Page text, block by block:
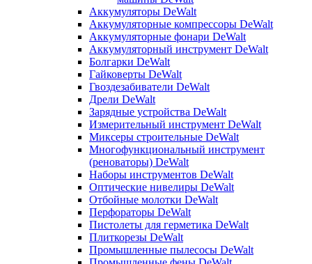
Аккумуляторы DeWalt
Аккумуляторные компрессоры DeWalt
Аккумуляторные фонари DeWalt
Аккумуляторный инструмент DeWalt
Болгарки DeWalt
Гайковерты DeWalt
Гвоздезабиватели DeWalt
Дрели DeWalt
Зарядные устройства DeWalt
Измерительный инструмент DeWalt
Миксеры строительные DeWalt
Многофункциональный инструмент
(реноваторы) DeWalt
Наборы инструментов DeWalt
Оптические нивелиры DeWalt
Отбойные молотки DeWalt
Перфораторы DeWalt
Пистолеты для герметика DeWalt
Плиткорезы DeWalt
Промышленные пылесосы DeWalt